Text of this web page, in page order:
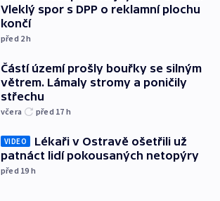
Vleklý spor s DPP o reklamní plochu
končí
před 2h
Částí území prošly bouřky se silným
větrem. Lámaly stromy a poničily
střechu
včera před 17 h
VIDEO
Lékaři v Ostravě ošetřili už
patnáct lidí pokousaných netopýry
před 19 h